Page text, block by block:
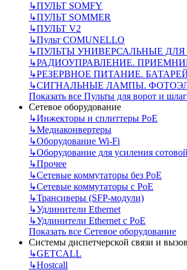
↳ПУЛЬТ SOMFY
↳ПУЛЬТ SOMMER
↳ПУЛЬТ V2
↳Пульт СOMUNELLO
↳ПУЛЬТЫ УНИВЕРСАЛЬНЫЕ ДЛЯ
↳РАДИОУПРАВЛЕНИЕ.
↳РЕЗЕРВНОЕ ПИТАНИЕ.
↳СИГНАЛЬНЫЕ ЛАМПЫ.
Показать все Пульты для ворот и
Сетевое оборудование
↳Инжекторы и сплиттеры РоЕ
↳Медиаконвертеры
↳Оборудование Wi-Fi
↳Оборудование для усиления
↳Прочее
↳Сетевые коммутаторы без РоЕ
↳Сетевые коммутаторы с РоЕ
↳Трансиверы (SFP-модули)
↳Удлинители Ethernet
↳Удлинители Ethernet с PoE
Показать все Сетевое оборудование
Системы диспетчерской связи и
↳GETCALL
↳Hostcall